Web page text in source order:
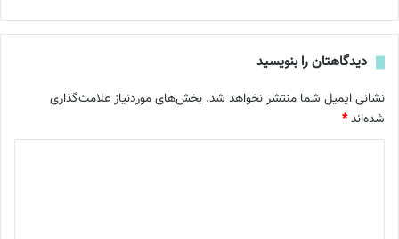
دیدگاهتان را بنویسید
نشانی ایمیل شما منتشر نخواهد شد. بخش‌های موردنیاز علامت‌گذاری
شده‌اند*